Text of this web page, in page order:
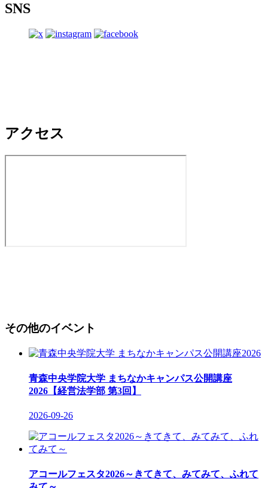
SNS
アクセス
その他のイベント
青森中央学院大学 まちなかキャンパス公開講座
2026【経営法学部 第3回】
2026-09-26
アコールフェスタ2026～きてきて、みてみて、ふれて